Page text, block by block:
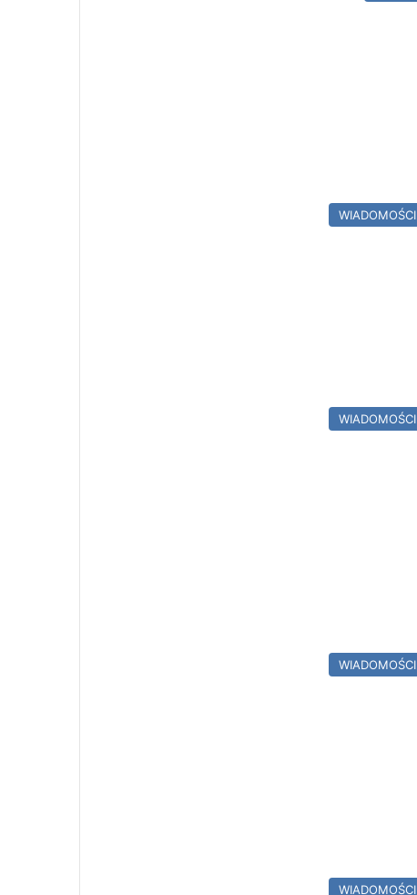
WIADOMOŚCI
WIADOMOŚCI
WIADOMOŚCI
WIADOMOŚCI